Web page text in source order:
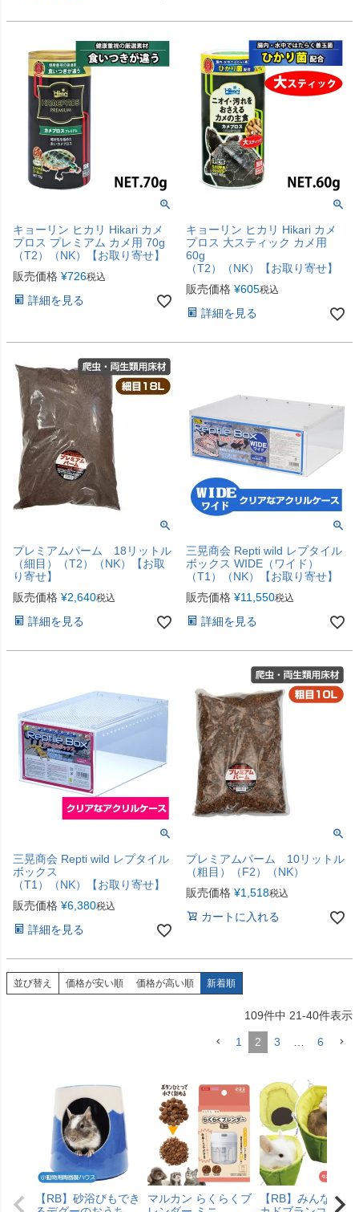
キョーリン ヒカリ Hikari カメ
プロス プレミアム カメ用 70g
（T2）（NK）【お取り寄せ】
販売価格 ¥726税込
詳細を見る
キョーリン ヒカリ Hikari カメ
プロス 大スティック カメ用
60g
（T2）（NK）【お取り寄せ】
販売価格 ¥605税込
詳細を見る
プレミアムパーム 18リットル
（細目）（T2）（NK）【お取
り寄せ】
販売価格 ¥2,640税込
詳細を見る
三晃商会 Repti wild レプタイル
ボックス WIDE（ワイド）
（T1）（NK）【お取り寄せ】
販売価格 ¥11,550税込
詳細を見る
三晃商会 Repti wild レプタイル
ボックス
（T1）（NK）【お取り寄せ】
販売価格 ¥6,380税込
詳細を見る
プレミアムパーム 10リットル
（粗目）（F2）（NK）
販売価格 ¥1,518税込
カートに入れる
並び替え 価格が安い順 価格が高い順 新着順
109件中 21-40件表示
1 2 3 … 6
【RB】砂浴びもでき
マルカン らくらくブ
【RB】みんなのア